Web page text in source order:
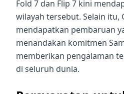
Fold 7 dan Flip 7 kini
wilayah tersebut. Selain itu,
mendapatkan pembaruan
menandakan komitmen
memberikan pengalaman
di seluruh dunia.